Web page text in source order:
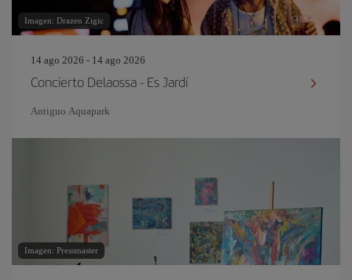
Imagen: Drazen Zigic
14 ago 2026 - 14 ago 2026
Concierto Delaossa - Es Jardí
Antiguo Aquapark
Imagen: Pressmaster